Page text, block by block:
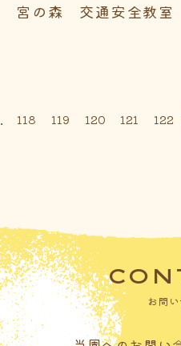
宮の森 交通安全教室
118 119 120 121 122
お問い